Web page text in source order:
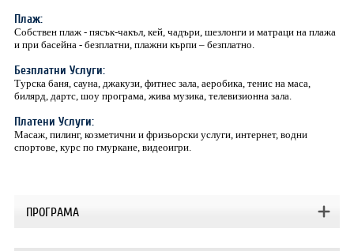
Плаж:
Собствен плаж - пясък-чакъл, кей, чадъри, шезлонги и матраци на плажа
и при басейна - безплатни, плажни кърпи – безплатно.
Безплатни Услуги:
Tурска баня, сауна, джакузи, фитнес зала, аеробика, тенис на маса,
билярд, дартс, шоу програма, жива музика, телевизионна зала.
Платени Услуги:
Mасаж, пилинг, козметични и фризьорски услуги, интернет, водни
спортове, курс по гмуркане, видеоигри.
ПРОГРАМА